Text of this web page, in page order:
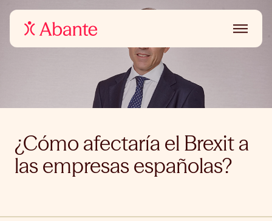
¿Cómo afectaría el Brexit a
las empresas españolas?